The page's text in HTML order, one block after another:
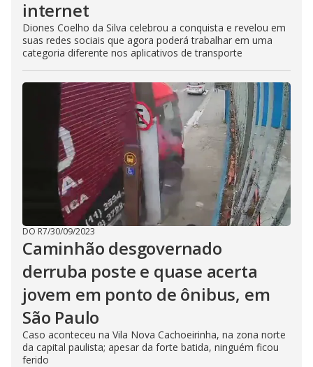
internet
Diones Coelho da Silva celebrou a conquista e revelou em
suas redes sociais que agora poderá trabalhar em uma
categoria diferente nos aplicativos de transporte
DO R7/30/09/2023
Caminhão desgovernado
derruba poste e quase acerta
jovem em ponto de ônibus, em
São Paulo
Caso aconteceu na Vila Nova Cachoeirinha, na zona norte
da capital paulista; apesar da forte batida, ninguém ficou
ferido